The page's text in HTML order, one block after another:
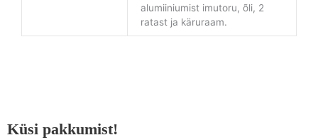
alumiiniumist imutoru, õli, 2
ratast ja käruraam.
Küsi pakkumist!